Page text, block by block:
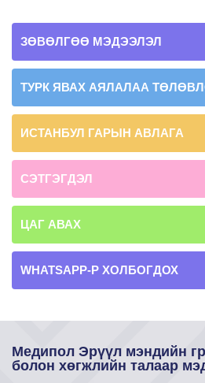
ЗӨВӨЛГӨӨ МЭДЭЭЛЭЛ
ТУРК ЯВАХ АЯЛАЛАА
ИСТАНБУЛ ГАРЫН АВЛАГА
СЭТГЭГДЭЛ
ЦАГ АВАХ
WHATSAPP-Р ХОЛБОГДОХ
Медипол Эрүүл мэндийн
болон хөгжлийн талаар